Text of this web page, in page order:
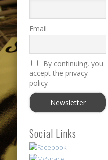
Email
By continuing, you
accept the privacy
policy
Social Links